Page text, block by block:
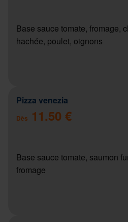
Base sauce tomate, fromage,
hachée, poulet, oignons
Pizza venezia
Dès 11.50 €
Base sauce tomate, saumon
fromage